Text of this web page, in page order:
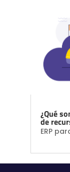
¿Qué
de
ERP